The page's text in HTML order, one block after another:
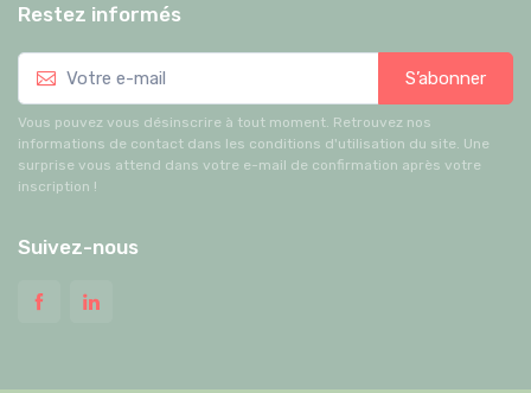
Restez informés
S’abonner
Vous pouvez vous désinscrire à tout moment. Retrouvez nos
informations de contact dans les conditions d'utilisation du site. Une
surprise vous attend dans votre e-mail de confirmation après votre
inscription !
Suivez-nous